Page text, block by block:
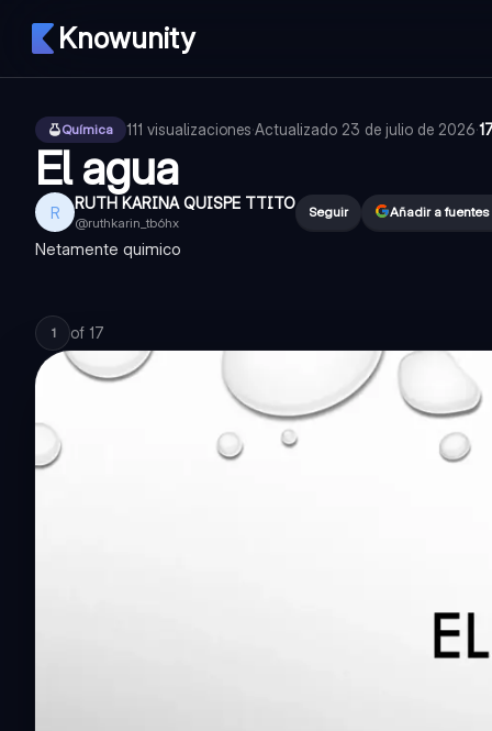
Knowunity
Química 111 visualizaciones·Actualizado 23 de julio de 2026·
El agua
R RUTH KARINA QUISPE TTITO
@ruthkarin_tb6hx
Seguir Añadir a
Netamente quimico
1 of 17